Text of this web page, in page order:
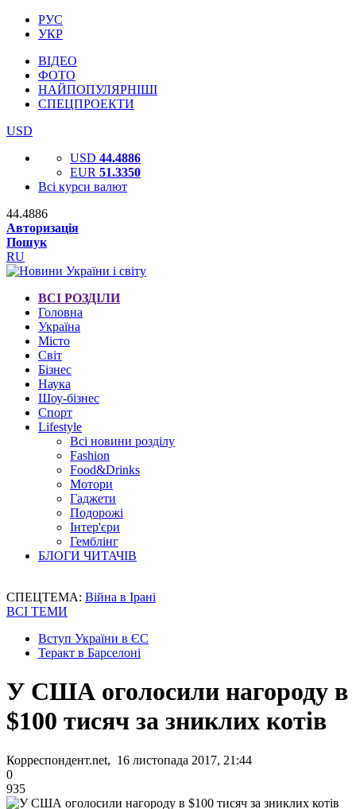
РУС
УКР
ВІДЕО
ФОТО
НАЙПОПУЛЯРНІШІ
СПЕЦПРОЕКТИ
USD
USD 44.4886
EUR 51.3350
Всі курси валют
44.4886
Авторизація
Пошук
RU
ВСІ РОЗДІЛИ
Головна
Україна
Місто
Світ
Бізнес
Наука
Шоу-бізнес
Спорт
Lifestyle
Всі новини розділу
Fashion
Food&Drinks
Мотори
Гаджети
Подорожі
Інтер'єри
Гемблінг
БЛОГИ ЧИТАЧІВ
СПЕЦТЕМА: Війна в Ірані
ВСІ ТЕМИ
Вступ України в ЄС
Теракт в Барселоні
У США оголосили нагороду в
$100 тисяч за зниклих котів
Корреспондент.net, 16 листопада 2017, 21:44
0
935